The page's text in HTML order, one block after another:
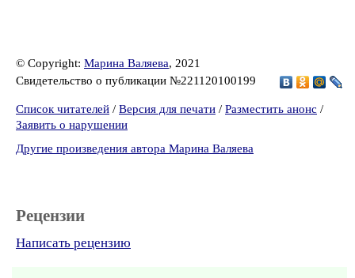
© Copyright: Марина Валяева, 2021
Свидетельство о публикации №221120100199
Список читателей / Версия для печати / Разместить анонс /
Заявить о нарушении
Другие произведения автора Марина Валяева
Рецензии
Написать рецензию